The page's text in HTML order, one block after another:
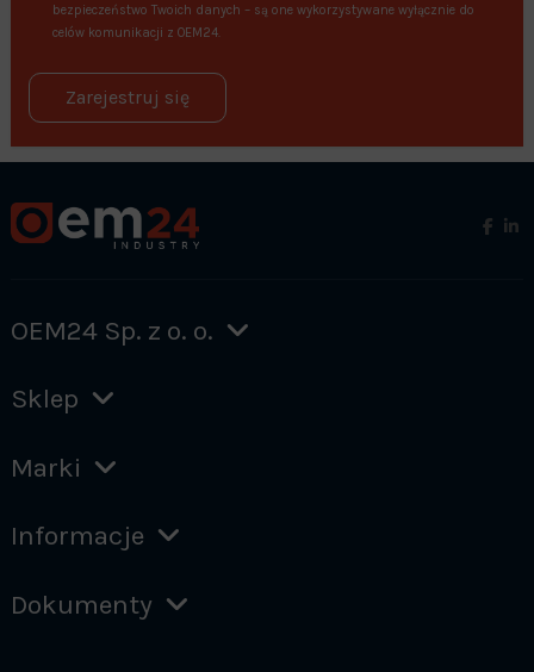
bezpieczeństwo Twoich danych – są one wykorzystywane wyłącznie do
celów komunikacji z OEM24.
Zarejestruj się
OEM24 Sp. z o. o.
Sklep
Marki
Informacje
Dokumenty